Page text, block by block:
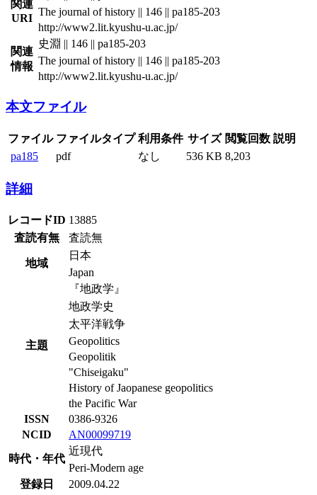
関連
URI
The journal of history || 146 || pa185-203
http://www2.lit.kyushu-u.ac.jp/
関連
情報
史淵 || 146 || pa185-203
The journal of history || 146 || pa185-203
http://www2.lit.kyushu-u.ac.jp/
本文ファイル
ファイル ファイルタイプ 利用条件 サイズ 閲覧回数 説明
pa185
pdf なし 536 KB 8,203
詳細
レコードID 13885
査読有無
査読無
地域
日本
Japan
主題
『地政学』
地政学史
太平洋戦争
Geopolitics
Geopolitik
"Chiseigaku"
History of Jaopanese geopolitics
the Pacific War
ISSN
0386-9326
NCID
AN00099719
時代・年代
近現代
Peri-Modern age
登録日
2009.04.22